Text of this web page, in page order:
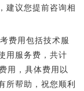
建议您提前咨询相
费用包括技术服
用服务费，共计
用，具体费用以
所帮助，祝您顺利